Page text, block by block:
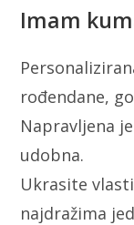
Imam
rođendane,
Napravljena
udobna.
Ukrasite
najdražima